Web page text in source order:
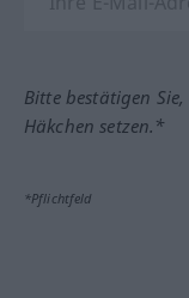
Bitte bestätigen
Häkchen setzen.*
*Pflichtfeld